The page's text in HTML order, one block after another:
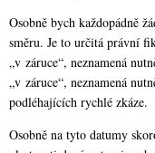
Osobně bych každopádně
směru. Je to určitá právní
„v záruce“, neznamená
„v záruce“, neznamená
podléhajících rychlé zkáze.
Osobně na tyto datumy